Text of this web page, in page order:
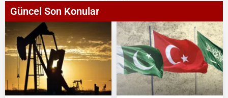
Güncel Son Konular